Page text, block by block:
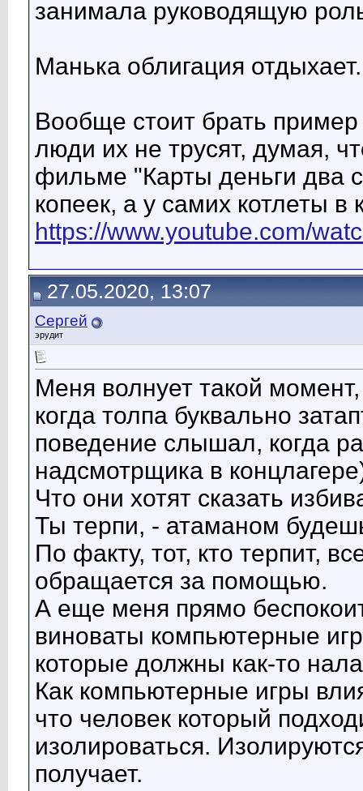
занимала руководящую
Манька облигация отдыхает.
Вообще стоит брать
люди их не трусят, думая,
фильме "Карты деньги два
копеек, а у самих котлеты в
https://www.youtube.com/
27.05.2020, 13:07
Сергей
эрудит
Меня волнует такой
когда толпа буквально
поведение слышал, когда
надсмотрщика в
Что они хотят сказать
Ты терпи, - атаманом
По факту, тот, кто терпит,
обращается за помощью.
А еще меня прямо
виноваты компьютерные
которые должны как-то
Как компьютерные игры
что человек который
изолироваться.
получает.